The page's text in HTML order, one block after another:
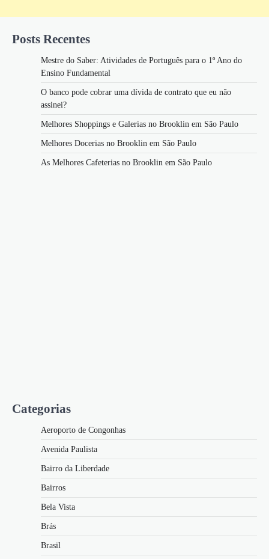
Posts Recentes
Mestre do Saber: Atividades de Português para o 1º Ano do
Ensino Fundamental
O banco pode cobrar uma dívida de contrato que eu não
assinei?
Melhores Shoppings e Galerias no Brooklin em São Paulo
Melhores Docerias no Brooklin em São Paulo
As Melhores Cafeterias no Brooklin em São Paulo
Categorias
Aeroporto de Congonhas
Avenida Paulista
Bairro da Liberdade
Bairros
Bela Vista
Brás
Brasil